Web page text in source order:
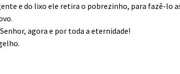
e do lixo ele retira o pobrezinho, para fazê-lo
agora e por toda a eternidade!